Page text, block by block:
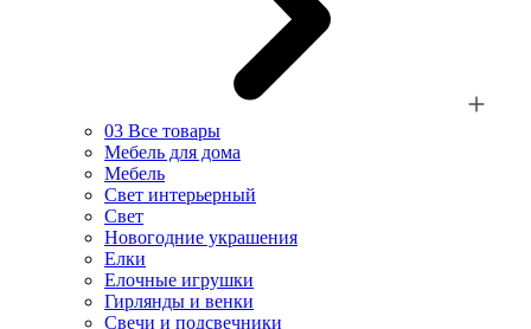
03 Все товары
Мебель для дома
Мебель
Свет интерьерный
Свет
Новогодние украшения
Елки
Елочные игрушки
Гирлянды и венки
Свечи и подсвечники